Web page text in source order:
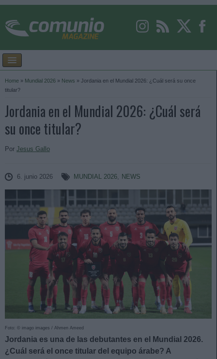
Home » Mundial 2026 » News » Jordania en el Mundial 2026: ¿Cuál será su once
titular?
Jordania en el Mundial 2026: ¿Cuál será
su once titular?
Por Jesus Gallo
6. junio 2026 MUNDIAL 2026, NEWS
Foto: © imago images / Ahmen Ameed
Jordania es una de las debutantes en el Mundial 2026.
¿Cuál será el once titular del equipo árabe? A